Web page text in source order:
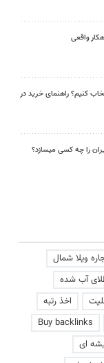
کنیم؟ راهنمای خرید در
را چه کسی میسازد؟
ویلا شمال
آب شده
اخذ رتبه
Buy backlinks
ای